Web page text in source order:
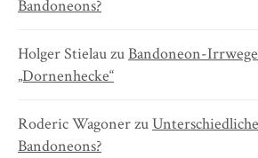
Bandoneons?
Holger StielauzuBandoneon-
„Dornenhecke“
Roderic Wagonerzu
Bandoneons?